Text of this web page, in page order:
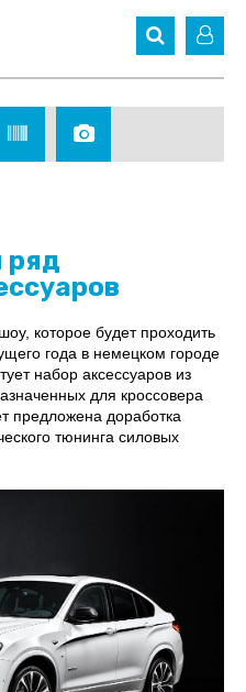
ряд
которое будет проходить
года в немецком городе
набор аксессуаров из
для кроссовера
предложена доработка
тюнинга силовых